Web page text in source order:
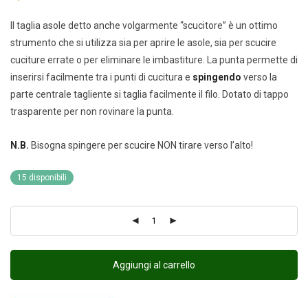
Il taglia asole detto anche volgarmente “scucitore” è un ottimo
strumento che si utilizza sia per aprire le asole, sia per scucire
cuciture errate o per eliminare le imbastiture. La punta permette di
inserirsi facilmente tra i punti di cucitura e spingendo verso la
parte centrale tagliente si taglia facilmente il filo. Dotato di tappo
trasparente per non rovinare la punta.
N.B. Bisogna spingere per scucire NON tirare verso l’alto!
15 disponibili
Aggiungi al carrello